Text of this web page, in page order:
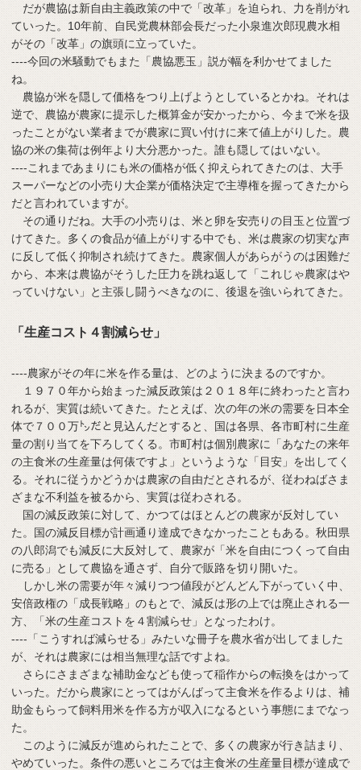
だが農協は新自由主義政策の中で「改革」を迫られ、力を削がれ
ていった。10年前、自民党農林部会長だった小泉進次郎現農水相
がその「改革」の旗頭に立っていた。
----今回の米騒動でもまた「農協悪玉」説が幅を利かせてました
ね。
農協が米を隠して価格をつり上げようとしているとかね。それは
逆で、農協が農家に提示した概算金が安かったから、今まで米を扱
ったことがない業者までが農家に買い付けに来て値上がりした。農
協の米の集荷は例年より大分悪かった。誰も隠してはいない。
----これまであまりにも米の価格が低く抑えられてきたのは、大手
スーパーなどの小売り大企業が価格決定で主導権を握ってきたから
だと言われていますが。
その通りだね。大手の小売りは、米と卵を安売りの目玉と位置づ
けてきた。多くの食品が値上がりする中でも、米は農家の切実な声
に反して低く抑制され続けてきた。農家個人があらがうのは困難だ
から、本来は農協がそうした圧力を跳ね返して「これじゃ農家はや
っていけない」と主張し闘うべきなのに、後退を強いられてきた。
「生産コスト４割減らせ」
----農家がその年に米を作る量は、どのように決まるのですか。
１９７０年から始まった減反政策は２０１８年に終わったと言わ
れるが、実質は続いてきた。たとえば、次の年の米の需要を日本全
体で７００万㌧だと見込んだとすると、国は各県、各市町村に生産
量の割り当てを下ろしてくる。市町村は個別農家に「あなたの来年
の主食米の生産量は何俵ですよ」というような「目安」を出してく
る。それに従うかどうかは農家の自由だとされるが、従わねばさま
ざまな不利益を被るから、実質は従わされる。
国の減反政策に対して、かつてはほとんどの農家が反対してい
た。国の減反目標が計画通り達成できなかったこともある。秋田県
の八郎潟でも減反に大反対して、農家が「米を自由につくって自由
に売る」として農協を通さず、自分で販路を切り開いた。
しかし米の需要が年々減りつつ値段がどんどん下がっていく中、
安倍政権の「成長戦略」のもとで、減反は形の上では廃止される一
方、「米の生産コストを４割減らせ」となったわけ。
----「こうすれば減らせる」みたいな冊子を農水省が出してました
が、それは農家には相当無理な話ですよね。
さらにさまざまな補助金なども使って稲作からの転換をはかって
いった。だから農家にとってはがんばって主食米を作るよりは、補
助金もらって飼料用米を作る方が収入になるという事態にまでなっ
た。
このように減反が進められたことで、多くの農家が行き詰まり、
やめていった。条件の悪いところでは主食米の生産量目標が達成で